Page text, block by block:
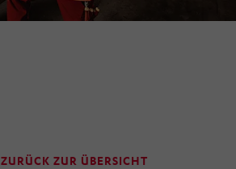
ZURÜCK ZUR ÜBERSICHT